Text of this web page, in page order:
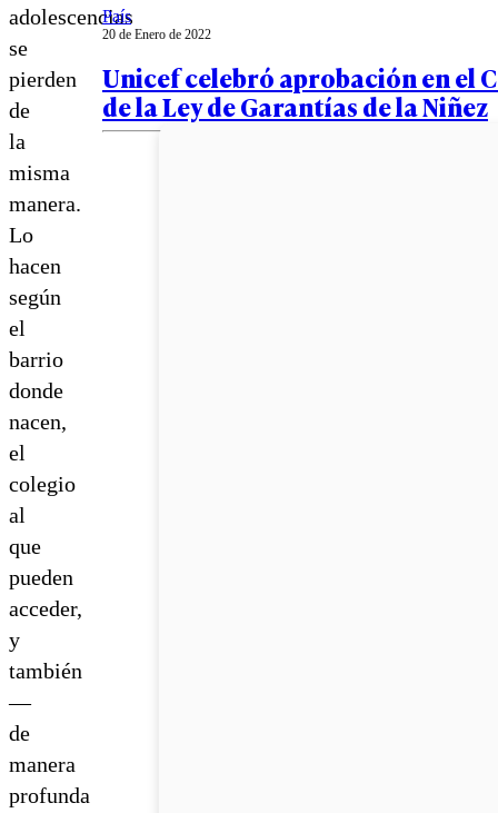
adolescencias
se
pierden
de
la
misma
manera.
Lo
hacen
según
el
barrio
donde
nacen,
el
colegio
al
que
pueden
acceder,
y
también
—
de
manera
profunda
País
20 de Enero de 2022
Unicef celebró aprobación en el
de la Ley de Garantías de la Niñez